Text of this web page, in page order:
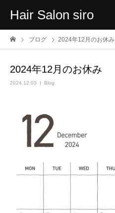
Hair Salon siro
ブログ 2024年12月のお休み
2024年12月のお休み
2024.12.03 Blog